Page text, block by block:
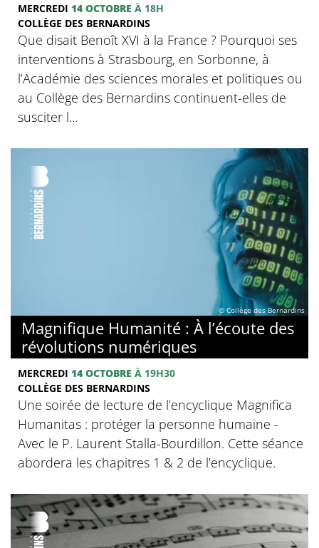
MERCREDI 14 OCTOBRE À 18H
COLLÈGE DES BERNARDINS
Que disait Benoît XVI à la France ? Pourquoi ses
interventions à Strasbourg, en Sorbonne, à
l’Académie des sciences morales et politiques ou
au Collège des Bernardins continuent-elles de
susciter l...
© Collège des Bernardins
Magnifique Humanité : À l’écoute des
révolutions numériques
MERCREDI 14 OCTOBRE À 19H30
COLLÈGE DES BERNARDINS
Une soirée de lecture de l’encyclique Magnifica
Humanitas : protéger la personne humaine -
Avec le P. Laurent Stalla-Bourdillon. Cette séance
abordera les chapitres 1 & 2 de l’encyclique.